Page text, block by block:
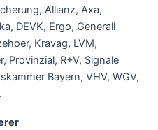
Allianz, Axa,
DEVK, Ergo, Generali
Kravag, LVM,
Provinzial, R+V, Signale
Bayern, VHV, WGV,